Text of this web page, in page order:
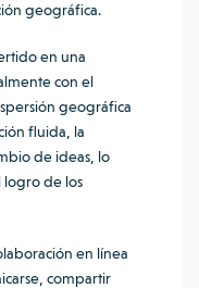
geográfica.
en una
con el
geográfica
fluida, la
de ideas, lo
logro de los
en línea
compartir